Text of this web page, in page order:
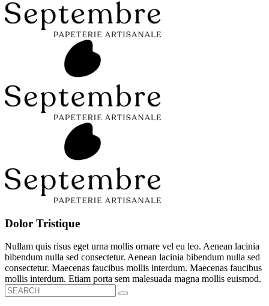
Dolor Tristique
Nullam quis risus eget urna mollis ornare vel eu leo. Aenean lacinia
bibendum nulla sed consectetur. Aenean lacinia bibendum nulla sed
consectetur. Maecenas faucibus mollis interdum. Maecenas faucibus
mollis interdum. Etiam porta sem malesuada magna mollis euismod.